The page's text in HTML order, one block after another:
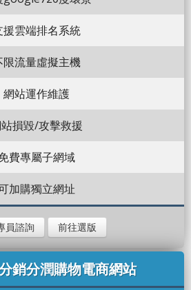
援雲端排名系統
限流量虛擬主機
網站運作維護
損毀/攻擊救援
費專屬子網域
加購獨立網址
員諮詢 前往選版
銷分潤購物電商網站